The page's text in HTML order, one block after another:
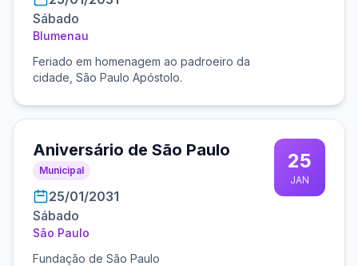
Sábado
Blumenau
Feriado em homenagem ao padroeiro da
cidade, São Paulo Apóstolo.
Aniversário de São Paulo
Municipal
25/01/2031
Sábado
São Paulo
Fundação de São Paulo
25
JAN